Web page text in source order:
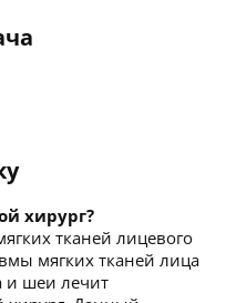
хирург?
тканей лицевого
мягких тканей лица
и шеи лечит